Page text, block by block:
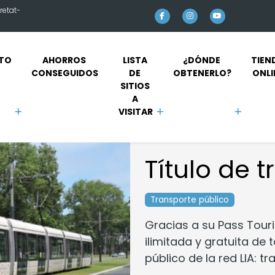
AHORROS
CONSEGUIDOS
LISTA
DE
SITIOS
A
VISITAR
¿DÓNDE
OBTENERLO?
Título de
Transporte público
Gracias a su Pass
ilimitada y gratuita de
público de la red LIA: